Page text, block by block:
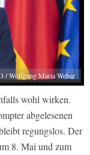
/ Wolfgang Maria Weber
wohl wirken.
abgelesenen
regungslos. Der
8. Mai und zum